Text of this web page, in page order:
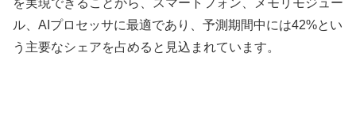
を実現できることから、スマートフォン、メモリモジュー
ル、AIプロセッサに最適であり、予測期間中には42%とい
う主要なシェアを占めると見込まれています。